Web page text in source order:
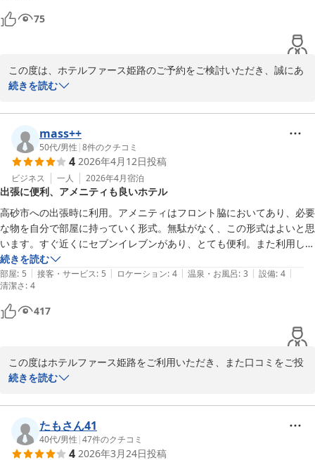
75
この度は、ホテルファース姫路のご予約をご検討いただき、誠にあ
りがとうございます。
せっかくのご予約の機会に、そのようなご事情があったとのこと、
心中お察しいたします。ふるさと納税クーポンにつきましても、ご
期待に沿えず残念でございます。
ぜひ、またの機会に当ホテルをご利用いただけますと幸いです。お
客様のまたのお越しをスタッフ一同、心よりお待ち申し上げており
ます。
次回のご予約の際、もしご不明な点がございましたら、お気軽にお
問い合わせください。今回いただいたお声は、今後の予約システム
等の改善の参考にさせていただきます。
またお会いできる日を楽しみにしております。
ホテルファース姫路
続きを読む
mass++
50代/男性 |8件のクチコミ
4 2026年4月12日投稿
ビジネス 一人 2026年4月宿泊
出張に便利、アメニティも良いホテル
高砂市への出張時に利用。アメニティはフロント脇においてあり、必要
な物を自分で部屋に持っていく形式。無駄がなく、この形式はよいと思
います。すぐ近くにセブンイレブンがあり、とても便利。また利用した
いと思います。
続きを読む
部屋: 5 | 接客・サービス: 5 | ロケーション: 4 | 温泉・お風呂: 3 | 設備: 4 |
清潔さ: 4
417
この度はホテルファース姫路をご利用いただき、また口コミをご投
稿いただき誠にありがとうございます。
高砂市へのご出張の際に当ホテルをお選びいただき、嬉しく思って
おります。
また、アメニティのセルフサービス方式についてご理解いただき、
「無駄がなく良い」とのお言葉を頂戴し大変嬉しく思います。
続きを読む
たもさん41
40代/男性 |47件のクチコミ
4 2026年3月24日投稿